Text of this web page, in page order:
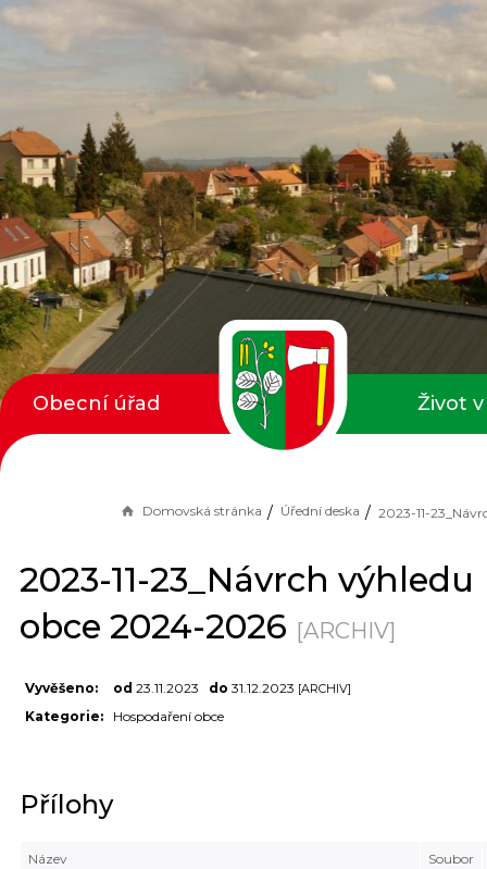
Domovská stránka Úřední deska
2023-11-23_Návrch výhledu
obce 2024-2026 [ARCHIV]
Vyvěšeno: od 23.11.2023 do 31.12.2023 [ARCHIV]
Kategorie: Hospodaření obce
Přílohy
Název
Soubor
Obecní úřad Život